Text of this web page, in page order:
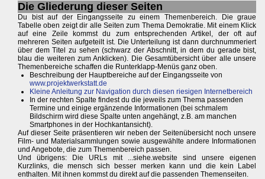
Die Gliederung dieser Seiten
Du bist auf der Eingangsseite zu einem Themenbereich. Die graue
Tabelle oben zeigt dir alle Seiten zum Thema Demokratie. Mit einem Klick
auf eine Zeile kommst du zum entsprechenden Artikel, der oft auf
mehreren Seiten aufgeteilt ist. Die Unterteilung ist dann durchnummeriert
über dem Titel zu sehen (schwarz der Abschnitt, in dem du gerade bist,
blau die weiteren zum Anklicken). Die Gesamtübersicht über alle unsere
Themenbereiche schaffen die Runterklapp-Menüs ganz oben.
Beschreibung der Hauptbereiche auf der Eingangsseite von
www.projektwerkstatt.de
Kleine Anleitung zur Navigation durch diesen riesigen Internetbereich
In der rechten Spalte findest du die jeweils zum Thema passenden
Termine und einige ergänzende Informationen (bei schmalem
Bildschirm wird diese Spalte unten angehängt, z.B. am manchen
Smartphones in der Hochkantansicht).
Auf dieser Seite präsentieren wir neben der Seitenübersicht noch unsere
Film- und Materialsammlungen sowie ausgewählte andere Informationen
und Angebote, die zum Themenbereich passen.
Und übrigens: Die URLs mit ...siehe.website sind unsere eigenen
Kurzlinks, die mensch sich besser merken kann und die kein Label
enthalten. Mit ihnen kommst du direkt auf die passenden Themenseiten.